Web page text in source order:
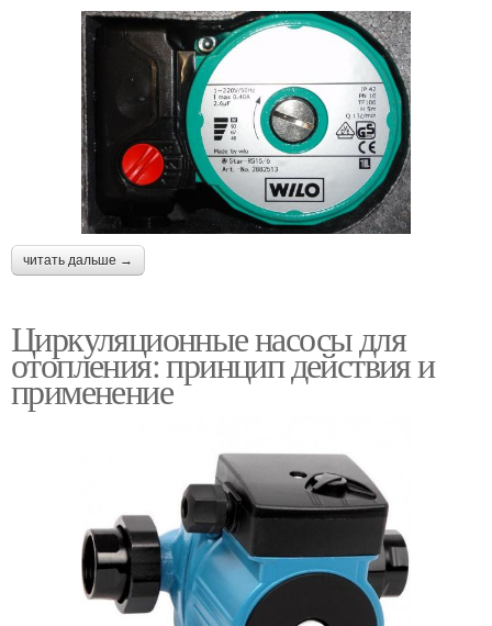
читать дальше →
Циркуляционные насосы для
отопления: принцип действия и
применение